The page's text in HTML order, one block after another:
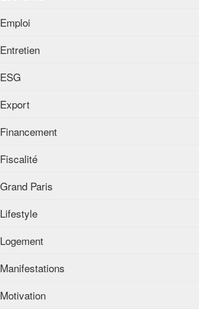
Emploi
Entretien
ESG
Export
Financement
Fiscalité
Grand Paris
Lifestyle
Logement
Manifestations
Motivation